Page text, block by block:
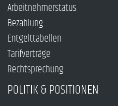
Arbeitnehmerstatus
Bezahlung
Entgelttabellen
Tarifverträge
Rechtsprechung
POLITIK & POSITIONEN